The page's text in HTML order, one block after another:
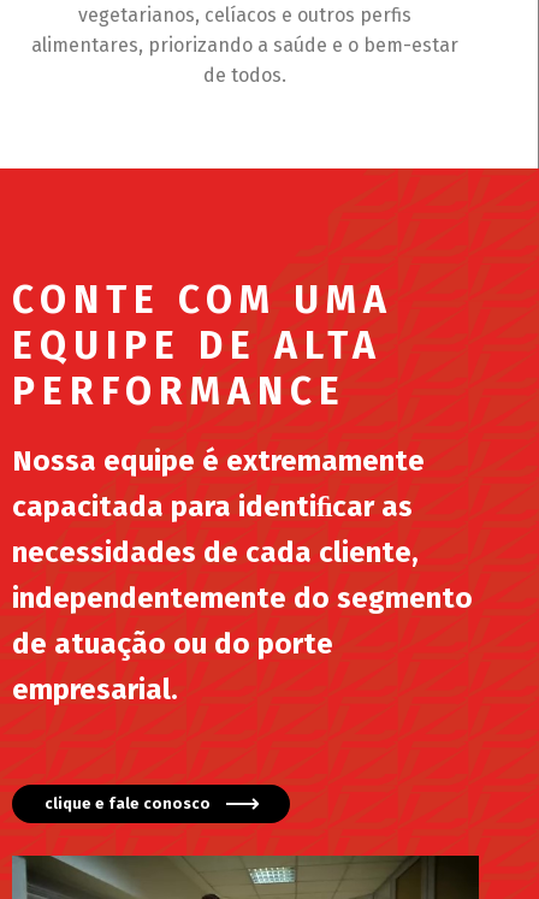
vegetarianos, celíacos e outros perfis
alimentares, priorizando a saúde e o bem-estar
de todos.
CONTE COM UMA
EQUIPE DE ALTA
PERFORMANCE
Nossa equipe é extremamente
capacitada para identiﬁcar as
necessidades de cada cliente,
independentemente do segmento
de atuação ou do porte
empresarial.
clique e fale conosco